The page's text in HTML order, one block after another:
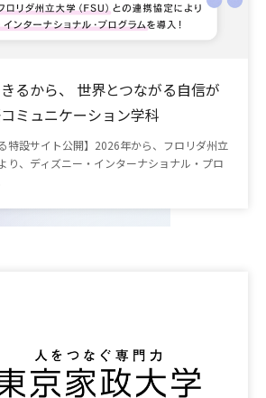
るから、 世界とつながる自信が
ミュニケーション学科
特設サイト公開】2026年から、フロリダ州立
り、ディズニー・インターナショナル・プロ